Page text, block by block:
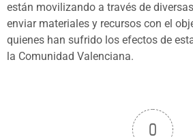
están movilizando a través de
enviar materiales y recursos con el
quienes han sufrido los efectos de
la Comunidad Valenciana.
0